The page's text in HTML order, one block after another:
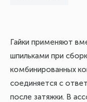
Гайки применяют
шпильками при
комбинированных
соединяется с
после затяжки. В